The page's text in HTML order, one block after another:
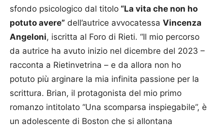
sfondo psicologico dal titolo “La vita che non ho
potuto avere” dell’autrice avvocatessa Vincenza
Angeloni, iscritta al Foro di Rieti. “Il mio percorso
da autrice ha avuto inizio nel dicembre del 2023 –
racconta a Rietinvetrina – e da allora non ho
potuto più arginare la mia infinita passione per la
scrittura. Brian, il protagonista del mio primo
romanzo intitolato “Una scomparsa inspiegabile”, è
un adolescente di Boston che si allontana